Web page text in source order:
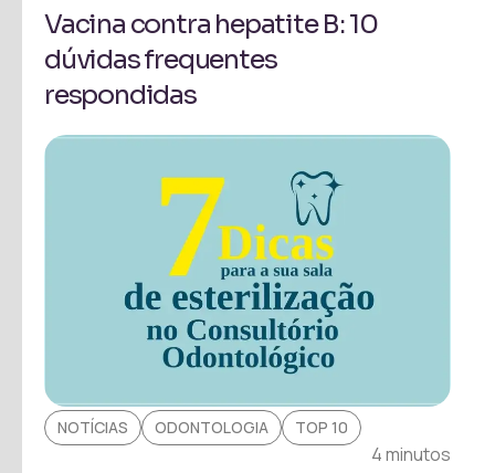
Vacina contra hepatite B: 10
dúvidas frequentes
respondidas
NOTÍCIAS ODONTOLOGIA TOP 10
4 minutos